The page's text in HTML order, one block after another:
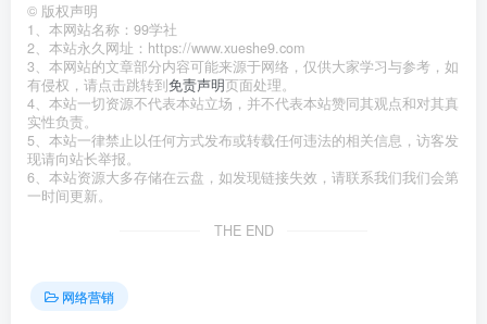
© 版权声明
1、本网站名称：99学社
2、本站永久网址：https://www.xueshe9.com
3、本网站的文章部分内容可能来源于网络，仅供大家学习与参考，如
有侵权，请点击跳转到免责声明页面处理。
4、本站一切资源不代表本站立场，并不代表本站赞同其观点和对其真
实性负责。
5、本站一律禁止以任何方式发布或转载任何违法的相关信息，访客发
现请向站长举报。
6、本站资源大多存储在云盘，如发现链接失效，请联系我们我们会第
一时间更新。
THE END
网络营销